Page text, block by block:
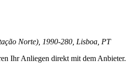
Norte), 1990-280, Lisboa, PT
Ihr Anliegen direkt mit dem Anbieter.